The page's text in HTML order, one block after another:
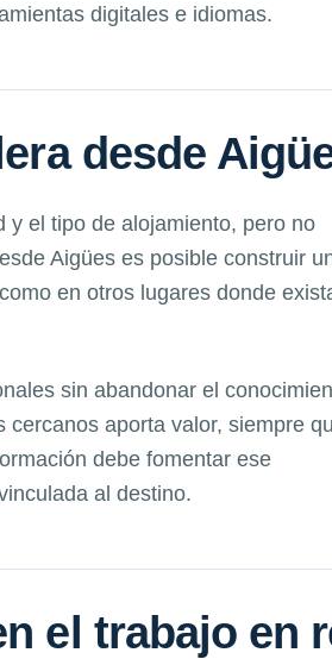
digitales e idiomas.
desde
y el tipo de alojamiento, pero no
Aigües es posible construir
en otros lugares donde
sin abandonar el
aporta valor, siempre
debe fomentar ese
al destino.
el trabajo en